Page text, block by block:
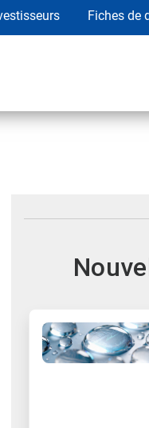
Fiches de